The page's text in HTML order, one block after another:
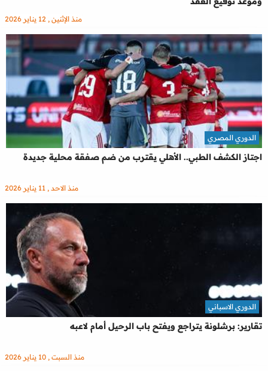
منذ الإثنين , 12 يناير 2026
اجتاز الكشف الطبي.. الأهلي يقترب من ضم صفقة محلية جديدة
الدوري المصري
منذ الاحد , 11 يناير 2026
تقارير: برشلونة يتراجع ويفتح باب الرحيل أمام لاعبه
الدوري الاسباني
منذ السبت , 10 يناير 2026